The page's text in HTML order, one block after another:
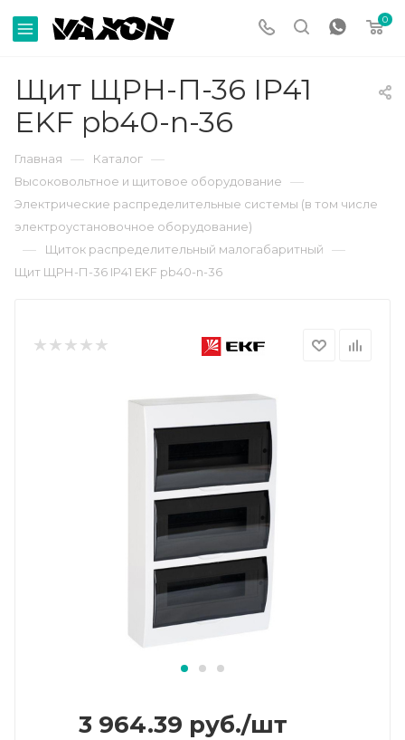
0
Щит ЩРН-П-36 IP41
EKF pb40-n-36
Главная — Каталог —
Высоковольтное и щитовое оборудование —
Электрические распределительные системы (в том числе
электроустановочное оборудование)
— Щиток распределительный малогабаритный —
Щит ЩРН-П-36 IP41 EKF pb40-n-36
3 964.39 руб./шт